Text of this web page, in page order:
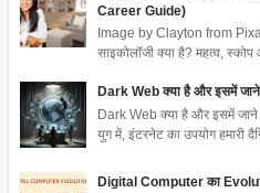
Career Guide)
Image by Clayton from
साइकोलॉजी क्या है? महत्व,
Dark Web क्या है और इसमें
Dark Web क्या है और इसमें
युग में, इंटरनेट का उपयोग हमारी
Digital Computer का